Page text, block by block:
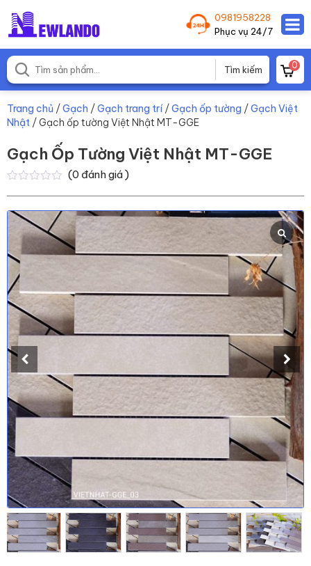
0981958228
Phục vụ 24/7
0
Trang chủ /Gạch /Gạch trang trí/Gạch ốp tường /Gạch Việt
Nhật / Gạch ốp tường Việt Nhật MT-GGE
Gạch Ốp Tường Việt Nhật MT-GGE
5
dựa
trên
giá
(0 đánh giá )